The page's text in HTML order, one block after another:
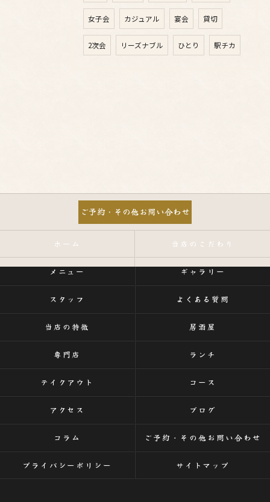
女子会 カジュアル 宴会 貸切
2次会 リーズナブル ひとり 駅チカ
ご予約・その他お問い合わせ
ホーム 当店のこだわり
メニュー ギャラリー
スタッフ よくある質問
当店の特徴 居酒屋
専門店 ランチ
テイクアウト コース
アクセス ブログ
コラム ご予約・その他お問い合わせ
プライバシーポリシー サイトマップ